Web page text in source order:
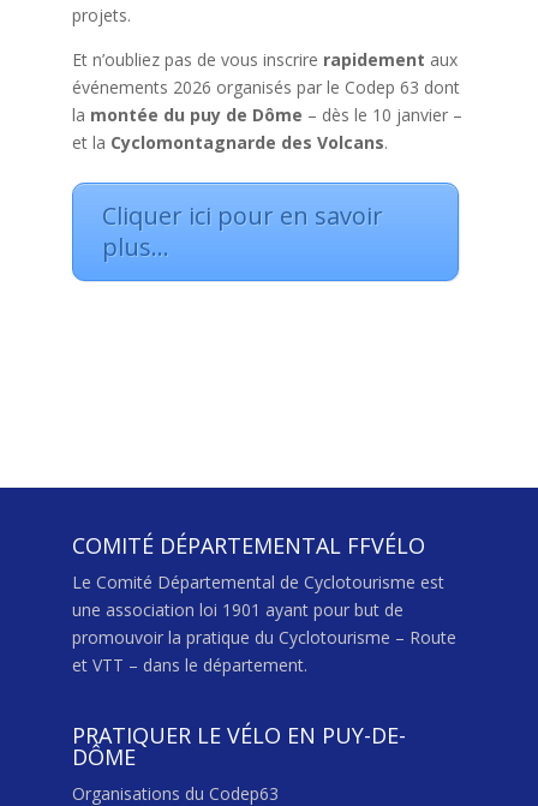
projets.
Et n’oubliez pas de vous inscrire rapidement aux
événements 2026 organisés par le Codep 63 dont
la montée du puy de Dôme – dès le 10 janvier –
et la Cyclomontagnarde des Volcans.
Cliquer ici pour en savoir
plus…
COMITÉ DÉPARTEMENTAL FFVÉLO
Le Comité Départemental de Cyclotourisme est
une association loi 1901 ayant pour but de
promouvoir la pratique du Cyclotourisme – Route
et VTT – dans le département.
PRATIQUER LE VÉLO EN PUY-DE-
DÔME
Organisations du Codep63